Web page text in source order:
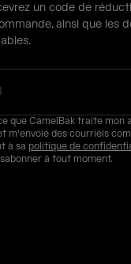
un code de
ainsi que les
que CamelBak traite mon
m'envoie des courriels
à sa politique de
à tout moment.